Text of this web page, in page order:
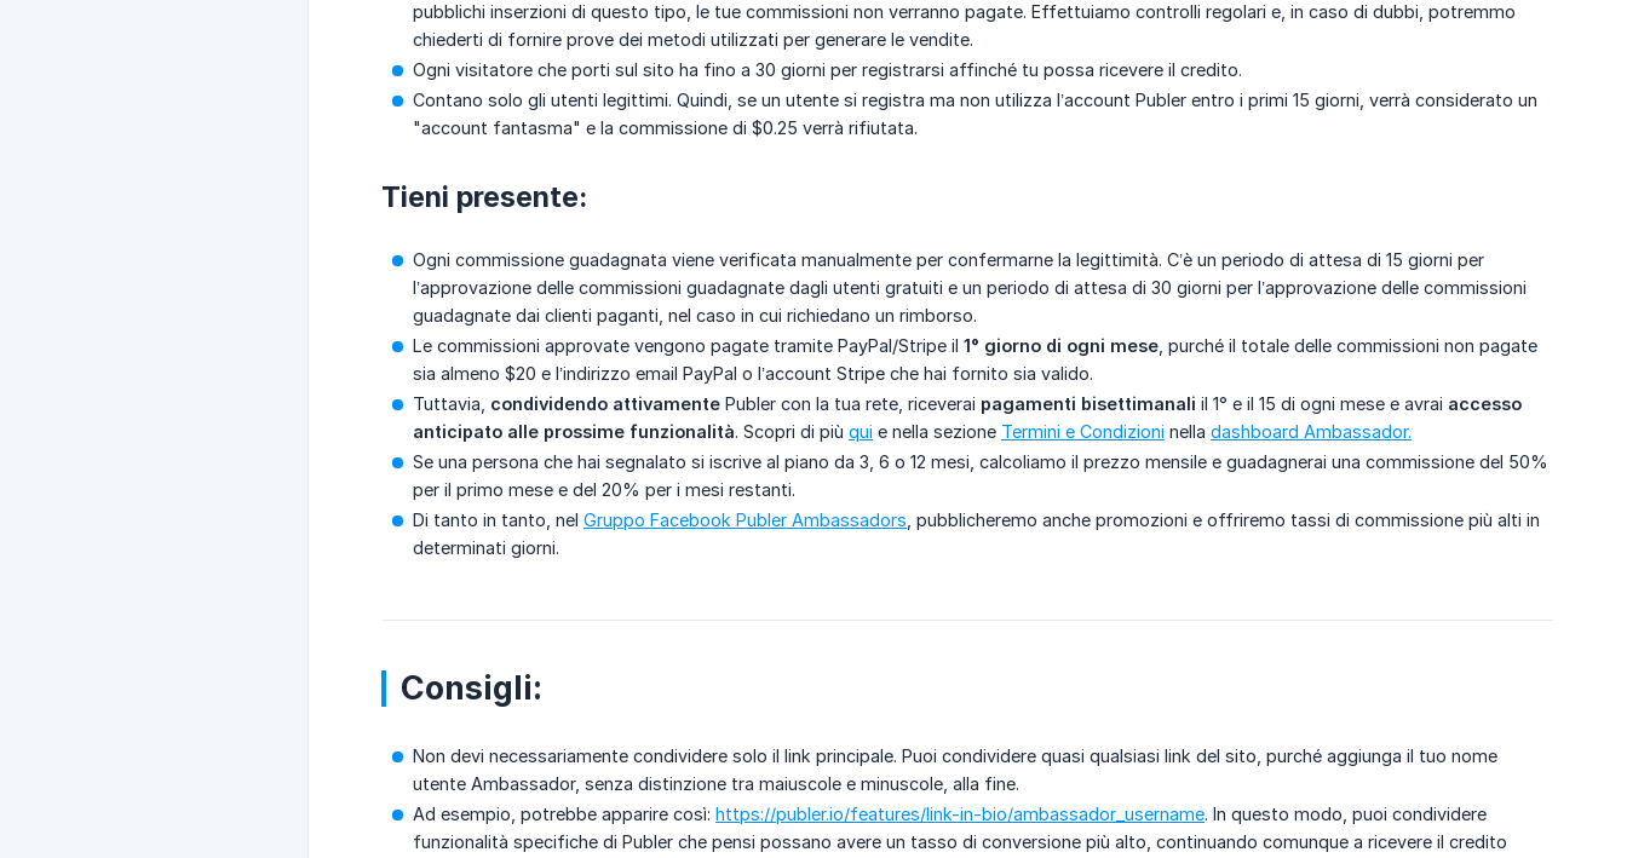
pubblichi inserzioni di questo tipo, le tue commissioni non verranno pagate. Effettuiamo controlli regolari e, in caso di dubbi, potremmo
chiederti di fornire prove dei metodi utilizzati per generare le vendite.
Ogni visitatore che porti sul sito ha fino a 30 giorni per registrarsi affinché tu possa ricevere il credito.
Contano solo gli utenti legittimi. Quindi, se un utente si registra ma non utilizza l’account Publer entro i primi 15 giorni, verrà considerato un
"account fantasma" e la commissione di $0.25 verrà rifiutata.
Tieni presente:
Ogni commissione guadagnata viene verificata manualmente per confermarne la legittimità. C’è un periodo di attesa di 15 giorni per
l’approvazione delle commissioni guadagnate dagli utenti gratuiti e un periodo di attesa di 30 giorni per l’approvazione delle commissioni
guadagnate dai clienti paganti, nel caso in cui richiedano un rimborso.
Le commissioni approvate vengono pagate tramite PayPal/Stripe il 1° giorno di ogni mese , purché il totale delle commissioni non pagate
sia almeno $20 e l’indirizzo email PayPal o l’account Stripe che hai fornito sia valido.
Tuttavia, condividendo attivamente Publer con la tua rete, riceverai pagamenti bisettimanali il 1° e il 15 di ogni mese e avrai accesso
anticipato alle prossime funzionalità. Scopri di più qui e nella sezione Termini e Condizioni nella dashboard Ambassador.
Se una persona che hai segnalato si iscrive al piano da 3, 6 o 12 mesi, calcoliamo il prezzo mensile e guadagnerai una commissione del 50%
per il primo mese e del 20% per i mesi restanti.
Di tanto in tanto, nel Gruppo Facebook Publer Ambassadors , pubblicheremo anche promozioni e offriremo tassi di commissione più alti in
determinati giorni.
Consigli:
Non devi necessariamente condividere solo il link principale. Puoi condividere quasi qualsiasi link del sito, purché aggiunga il tuo nome
utente Ambassador, senza distinzione tra maiuscole e minuscole, alla fine.
Ad esempio, potrebbe apparire così: https://publer.io/features/link-in-bio/ambassador_username. In questo modo, puoi condividere
funzionalità specifiche di Publer che pensi possano avere un tasso di conversione più alto, continuando comunque a ricevere il credito